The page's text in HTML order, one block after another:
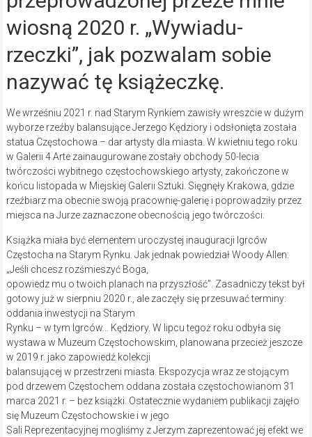
wiosną 2020 r. „Wywiadu-
rzeczki”, jak pozwalam sobie
nazywać tę książeczkę.
We wrześniu 2021 r. nad Starym Rynkiem zawisły wreszcie w dużym
wyborze rzeźby balansujące Jerzego Kędziory i odsłonięta została
statua Częstochowa – dar artysty dla miasta. W kwietniu tego roku
w Galerii 4 Arte zainaugurowane zostały obchody 50-lecia
twórczości wybitnego częstochowskiego artysty, zakończone w
końcu listopada w Miejskiej Galerii Sztuki. Sięgnęły Krakowa, gdzie
rzeźbiarz ma obecnie swoją pracownię-galerię i poprowadziły przez
miejsca na Jurze zaznaczone obecnością jego twórczości.
Książka miała być elementem uroczystej inauguracji Igrców
Częstocha na Starym Rynku. Jak jednak powiedział Woody Allen:
„Jeśli chcesz rozśmieszyć Boga,
opowiedz mu o twoich planach na przyszłość”. Zasadniczy tekst był
gotowy już w sierpniu 2020 r., ale zaczęły się przesuwać terminy:
oddania inwestycji na Starym
Rynku – w tym Igrców… Kędziory. W lipcu tegoż roku odbyła się
wystawa w Muzeum Częstochowskim, planowana przecież jeszcze
w 2019 r. jako zapowiedź kolekcji
balansującej w przestrzeni miasta. Ekspozycja wraz ze stojącym
pod drzewem Częstochem oddana została częstochowianom 31
marca 2021 r. – bez książki. Ostatecznie wydaniem publikacji zajęło
się Muzeum Częstochowskie i w jego
Sali Reprezentacyjnej mogliśmy z Jerzym zaprezentować jej efekt we